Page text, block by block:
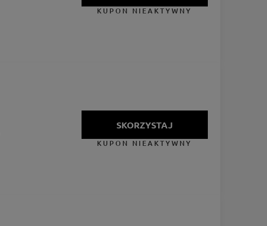
KUPON NIEAKTYWNY
SKORZYSTAJ
KUPON NIEAKTYWNY